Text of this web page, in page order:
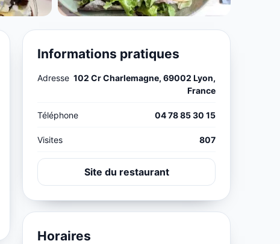
Informations pratiques
Adresse 102 Cr Charlemagne, 69002 Lyon,
France
Téléphone 04 78 85 30 15
Visites 807
Site du restaurant
Horaires